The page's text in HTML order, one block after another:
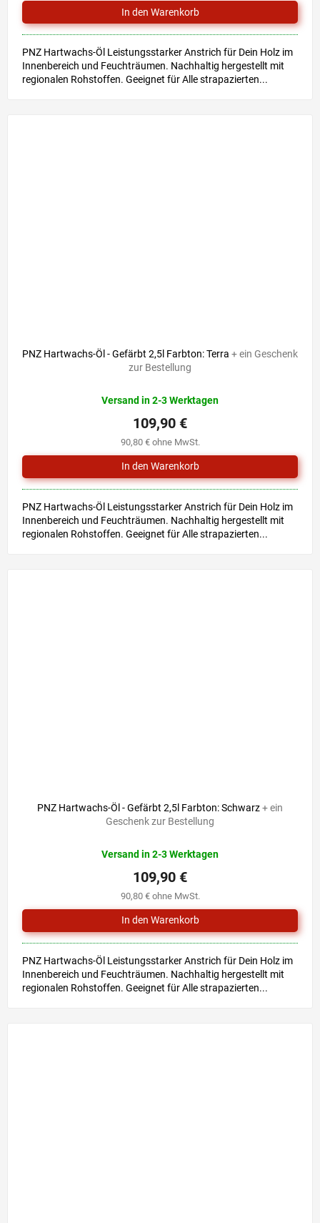
PNZ Hartwachs-Öl Leistungsstarker Anstrich für Dein Holz im
Innenbereich und Feuchträumen. Nachhaltig hergestellt mit
regionalen Rohstoffen. Geeignet für Alle strapazierten...
PNZ Hartwachs-Öl - Gefärbt 2,5l Farbton: Terra + ein Geschenk
zur Bestellung
Versand in 2-3 Werktagen
90,80 € ohne MwSt.
109,90 €
PNZ Hartwachs-Öl Leistungsstarker Anstrich für Dein Holz im
Innenbereich und Feuchträumen. Nachhaltig hergestellt mit
regionalen Rohstoffen. Geeignet für Alle strapazierten...
PNZ Hartwachs-Öl - Gefärbt 2,5l Farbton: Schwarz+ ein
Geschenk zur Bestellung
Versand in 2-3 Werktagen
90,80 € ohne MwSt.
109,90 €
PNZ Hartwachs-Öl Leistungsstarker Anstrich für Dein Holz im
Innenbereich und Feuchträumen. Nachhaltig hergestellt mit
regionalen Rohstoffen. Geeignet für Alle strapazierten...